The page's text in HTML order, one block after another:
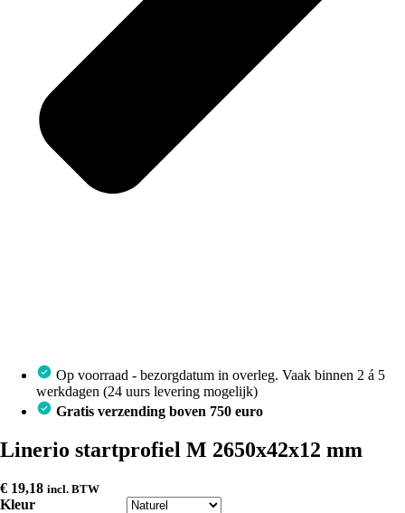
Op voorraad - bezorgdatum in overleg. Vaak binnen 2 á 5
werkdagen (24 uurs levering mogelijk)
Gratis verzending boven 750 euro
Linerio startprofiel M 2650x42x12 mm
€ 19,18 incl. BTW
Kleur